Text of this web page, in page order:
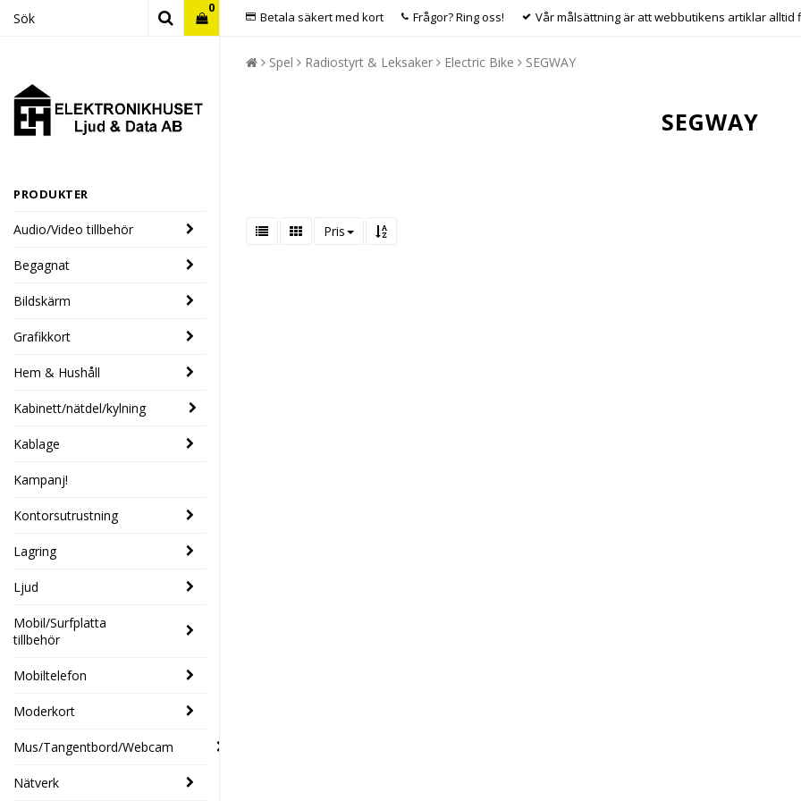
Betala säkert med kort Frågor? Ring oss! Vår målsättning är att webbutikens artiklar
0
PRODUKTER
Audio/Video tillbehör
Begagnat
Bildskärm
Grafikkort
Hem & Hushåll
Kabinett/nätdel/kylning
Kablage
Kampanj!
Kontorsutrustning
Lagring
Ljud
Mobil/Surfplatta
tillbehör
Mobiltelefon
Moderkort
Mus/Tangentbord/Webcam
Nätverk
Spel Radiostyrt & Leksaker Electric Bike SEGWAY
SEGWAY
Pris